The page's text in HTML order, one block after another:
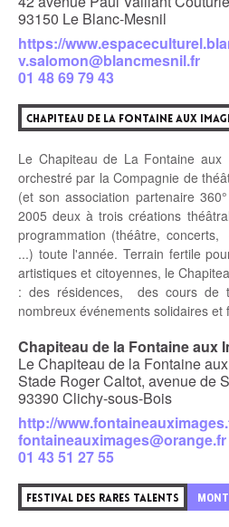
93150 Le Blanc-Mesnil
https://
v.salomon@blancmesnil.fr
01 48 69 79 43
CHAPITEAU DE LA FONTAINE AUX
Le Chapiteau de La Fontaine
orchestré par la Compagnie de
(et son association partenaire
2005 deux à trois créations
programmation (théâtre, concerts,
...) toute l'année. Terrain fertile
artistiques et citoyennes, le
: des résidences, des cours de
nombreux événements solidaires et
Chapiteau de la Fontaine aux
Le Chapiteau de la Fontaine
Stade Roger Caltot, avenue de
93390 Clichy-sous-Bois
http://
fontaineauximages@orange.fr
01 43 51 27 55
FESTIVAL DES RARES TALENTS